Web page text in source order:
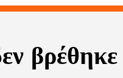
βρέθηκε